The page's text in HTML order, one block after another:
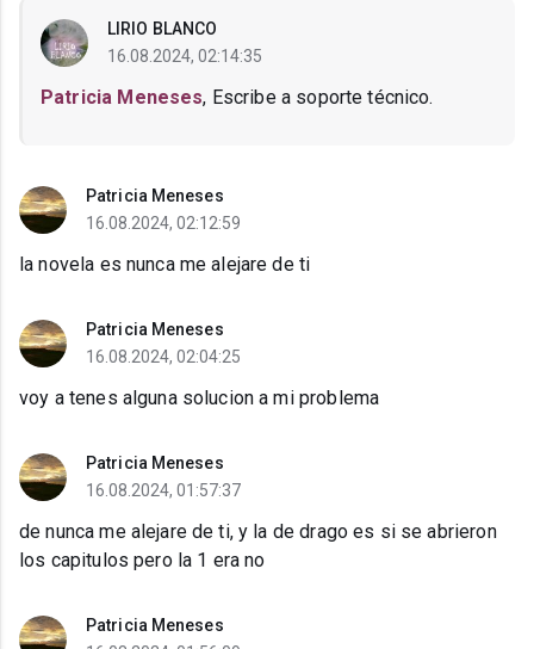
LIRIO BLANCO
16.08.2024, 02:14:35
Patricia Meneses, Escribe a soporte técnico.
Patricia Meneses
16.08.2024, 02:12:59
la novela es nunca me alejare de ti
Patricia Meneses
16.08.2024, 02:04:25
voy a tenes alguna solucion a mi problema
Patricia Meneses
16.08.2024, 01:57:37
de nunca me alejare de ti, y la de drago es si se abrieron
los capitulos pero la 1 era no
Patricia Meneses